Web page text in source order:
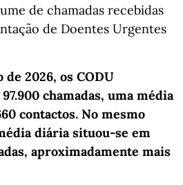
de chamadas recebidas
de Doentes Urgentes
de 2026, os CODU
chamadas, uma média
contactos. No mesmo
diária situou-se em
aproximadamente mais